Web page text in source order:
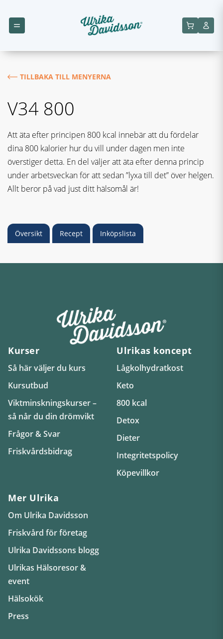
TILLBAKA TILL MENYERNA
V34 800
Att äta efter principen 800 kcal innebär att du fördelar
dina 800 kalorier hur du vill under dagen men inte
överstiger detta. En del väljer att äta efter denna princip
under arbetsveckan för att sedan ”lyxa till det” över helgen.
Allt beror på vad just ditt hälsomål är!
Översikt Recept Inköpslista
Kurser
Så här väljer du kurs
Kursutbud
Viktminskningskurser –
så når du din drömvikt
Frågor & Svar
Friskvårdsbidrag
Ulrikas koncept
Lågkolhydratkost
Keto
800 kcal
Detox
Dieter
Integritetspolicy
Köpevillkor
Mer Ulrika
Om Ulrika Davidsson
Friskvård för företag
Ulrika Davidssons blogg
Ulrikas Hälsoresor &
event
Hälsokök
Press